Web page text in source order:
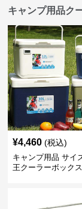
キャンプ用品ク
¥4,460 (税込)
キャンプ用品 サイ
王クーラーボックス